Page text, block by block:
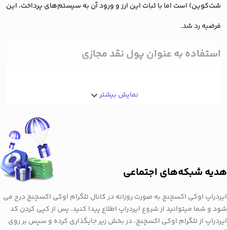
شت‌کوین) است اما با ثبات این ارز و ورود آن به سیستم‌های پرداخت، این
فرضیه رد شد.
استفاده به عنوان پول نقد مجازی
نظیر شیبا، ترون و کاردانو، دوج کوین هیچ مکانیزم ضدتورمی ندارد.
روزانه میلیون‌ها توکن دوج در جهان تولید می‌شود که جلوی افزایش بهای
فضای کلی بازار
بازار کریپتو معمولا به صورت موج به موج دچار افزایش و کاهش قیمت
نمایش بیشتر
هدیه شبکه‌های اجتماعی
ایردراپ اوکی اکسچنج به صورت روزانه در کانال تلگرام اوکی اکسچنج درج می
شود و شما میتوانید از شروع ایردراپ اطلاع پیدا کنید. پس از کپی کردن کد
ایردراپ از تلگرام اوکی اکسچنج، در بخش زیر جایگذاری کرده و سپس بر روی